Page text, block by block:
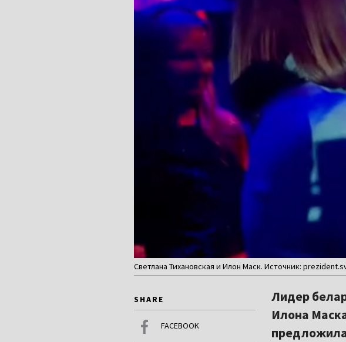
Светлана Тихановская и Илон Маск. Источник:
SHARE
FACEBOOK
Лидер
Илона